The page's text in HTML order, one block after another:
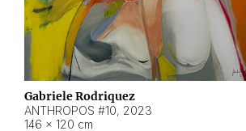
Gabriele Rodriquez
ANTHROPOS #10, 2023
146 × 120 cm